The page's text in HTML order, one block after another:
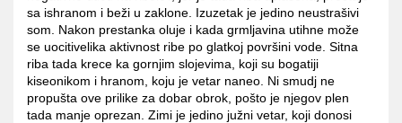
sa ishranom i beži u zaklone. Izuzetak je jedino neustrašivi
som. Nakon prestanka oluje i kada grmljavina utihne može
se uocitivelika aktivnost ribe po glatkoj površini vode. Sitna
riba tada krece ka gornjim slojevima, koji su bogatiji
kiseonikom i hranom, koju je vetar naneo. Ni smudj ne
propušta ove prilike za dobar obrok, pošto je njegov plen
tada manje oprezan. Zimi je jedino južni vetar, koji donosi